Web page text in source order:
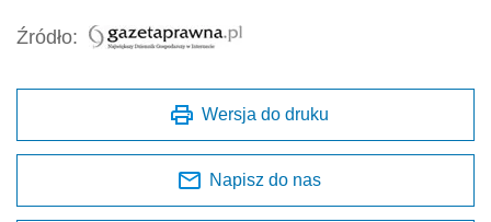
Źródło:
Wersja do druku
Napisz do nas